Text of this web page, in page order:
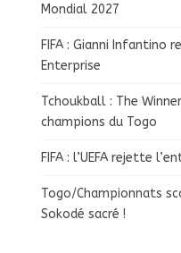
Mondial 2027
FIFA : Gianni Infantino
Enterprise
Tchoukball : The
champions du Togo
FIFA : l’UEFA rejette
Togo/Championnats
Sokodé sacré !